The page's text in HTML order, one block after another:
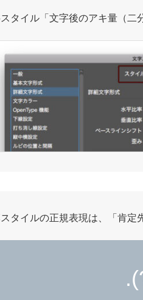
タイル「文字後のアキ量（二
タイルの正規表現は、「肯定